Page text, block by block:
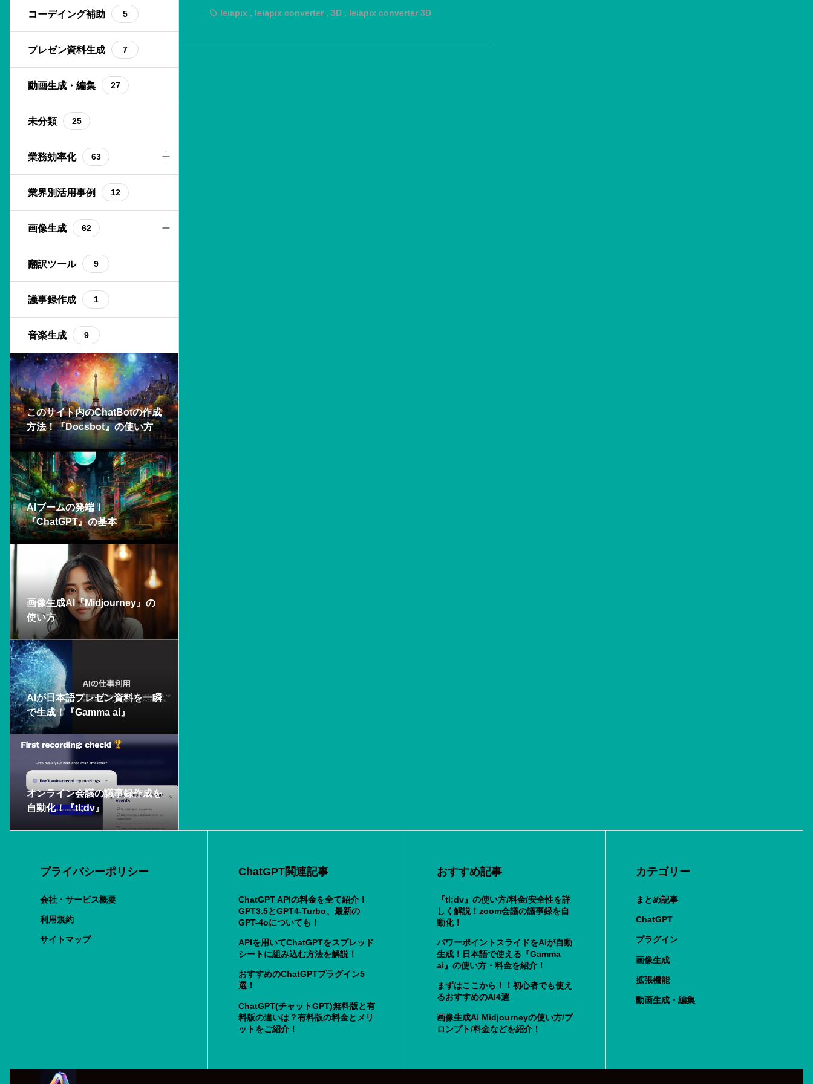
プラグイン
基本機能関連
拡張機能
活用方法
Docsbot
GPT4ALL
Poe AI
Stable LM
コーデイング補助 5
プレゼン資料生成 7
動画生成・編集 27
未分類 25
業務効率化 63
ChatBot作成
PDF読み込み
SNS運用
データ管理
ライティング
図やグラフの生成 7
文字起こし・議事録 7
業界別活用事例 12
画像生成 62
Midjourney
stable diffusion
イラスト生成
プロンプト生成 4
画像編集 5
翻訳ツール 9
議事録作成 1
音楽生成 9
このサイト内のChatBotの作成
方法！『Docsbot』の使い方
AIブームの発端！
『ChatGPT』の基本
画像生成AI『Midjourney』の
使い方
AIが日本語プレゼン資料を一瞬
で生成！『Gamma ai』
オンライン会議の議事録作成を
自動化！『tl;dv』
介！
leiapix , leiapix converter, 3D , leiapix converter 3D
プライバシーポリシー
会社・サービス概要
利用規約
サイトマップ
ChatGPT関連記事
ChatGPT APIの料金を全て紹介！
GPT3.5とGPT4-Turbo、最新の
GPT-4oについても！
APIを用いてChatGPTをスプレッド
シートに組み込む方法を解説！
おすすめのChatGPTプラグイン5
選！
ChatGPT(チャットGPT)無料版と有
料版の違いは？有料版の料金とメリ
ットをご紹介！
おすすめ記事
『tl;dv』の使い方/料金/安全性を詳
しく解説！zoom会議の議事録を自
動化！
パワーポイントスライドをAIが自動
生成！日本語で使える『Gamma
ai』の使い方・料金を紹介！
まずはここから！！初心者でも使え
るおすすめのAI4選
画像生成AI Midjourneyの使い方/プ
ロンプト/料金などを紹介！
カテゴリー
まとめ記事
ChatGPT
プラグイン
画像生成
拡張機能
動画生成・編集